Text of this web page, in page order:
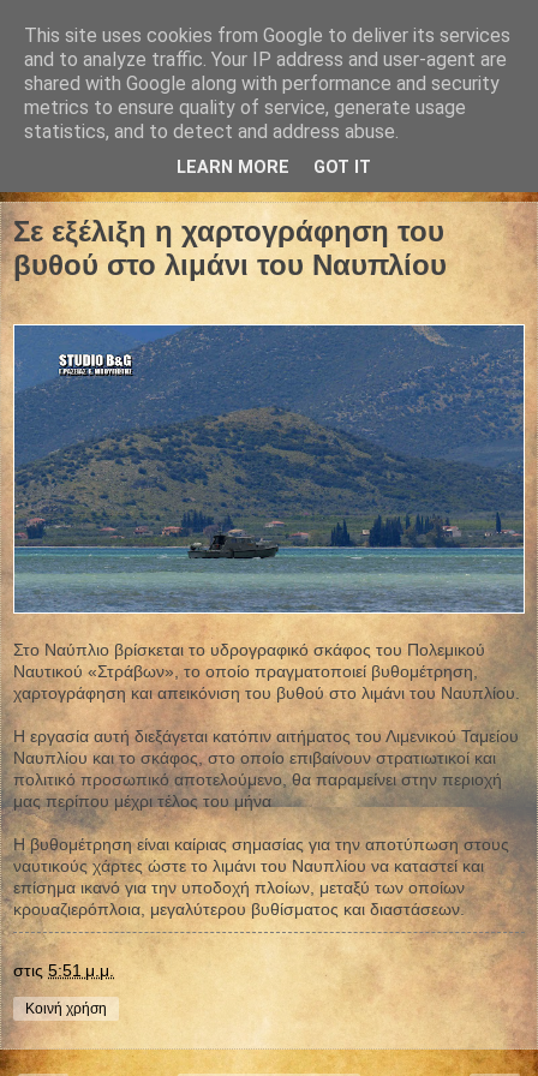
Σε εξέλιξη η χαρτογράφηση του
βυθού στο λιμάνι του Ναυπλίου
Στο Ναύπλιο βρίσκεται το υδρογραφικό σκάφος του Πολεμικού
Ναυτικού «Στράβων», το οποίο πραγματοποιεί βυθομέτρηση,
χαρτογράφηση και απεικόνιση του βυθού στο λιμάνι του Ναυπλίου.
Η εργασία αυτή διεξάγεται κατόπιν αιτήματος του Λιμενικού Ταμείου
Ναυπλίου και το σκάφος, στο οποίο επιβαίνουν στρατιωτικοί και
πολιτικό προσωπικό αποτελούμενο, θα παραμείνει στην περιοχή
μας περίπου μέχρι τέλος του μήνα
Η βυθομέτρηση είναι καίριας σημασίας για την αποτύπωση στους
ναυτικούς χάρτες ώστε το λιμάνι του Ναυπλίου να καταστεί και
επίσημα ικανό για την υποδοχή πλοίων, μεταξύ των οποίων
κρουαζιερόπλοια, μεγαλύτερου βυθίσματος και διαστάσεων.
στις5:51 μ.μ.
Κοινή χρήση
This site uses cookies from Google to deliver its services
and to analyze traffic. Your IP address and user-agent are
shared with Google along with performance and security
metrics to ensure quality of service, generate usage
statistics, and to detect and address abuse.
LEARN MORE GOT IT